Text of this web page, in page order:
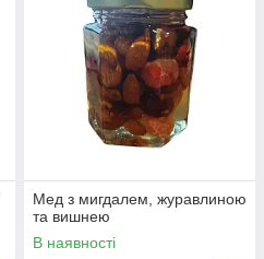
Мед з мигдалем, журавлиною
та вишнею
В наявності